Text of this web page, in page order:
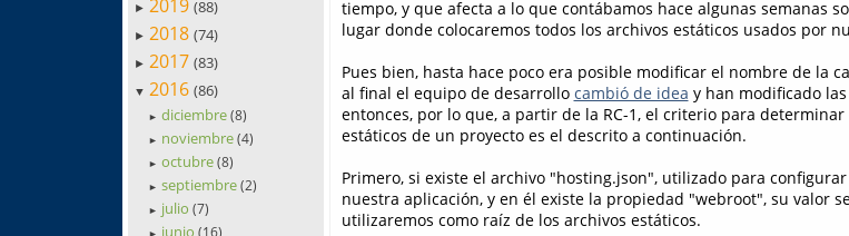
► 2019 (88)
► 2018 (74)
► 2017 (83)
▼ 2016 (86)
► diciembre(8)
► noviembre(4)
► octubre(8)
► septiembre(2)
► julio(7)
► junio(16)
tiempo, y que afecta a lo que contábamos hace algunas semanas
lugar donde colocaremos todos los archivos estáticos usados por
Pues bien, hasta hace poco era posible modificar el nombre de la
al final el equipo de desarrollo cambió de idea y han modificado
entonces, por lo que, a partir de la RC-1, el criterio para
estáticos de un proyecto es el descrito a continuación.
Primero, si existe el archivo "hosting.json", utilizado para
nuestra aplicación, y en él existe la propiedad "webroot", su valor
utilizaremos como raíz de los archivos estáticos.